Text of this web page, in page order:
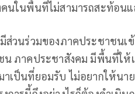
นในพื้นที่ไม่สามารถสะท้อน
ส่วนร่วมของภาคประชาชน
ภาคประชาสังคม มีพื้นที่ให้
เป็นที่ยอมรับ ไม่อยากให้นา